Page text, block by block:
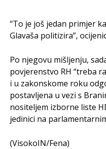
“To je još jedan primjer
Glavaša politizira”,
Po njegovu mišljenju,
povjerenstvo RH “treba
i u zakonskome roku
postavljena u vezi s
nositeljem izborne liste
jedinici na
(VisokoIN/Fena)